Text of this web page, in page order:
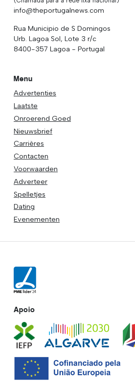
info@theportugalnews.com
Rua Municipio de S Domingos
Urb. Lagoa Sol, Lote 3 r/c
8400-357 Lagoa - Portugal
Menu
Advertenties
Laatste
Onroerend Goed
Nieuwsbrief
Carrières
Contacten
Voorwaarden
Adverteer
Spelletjes
Dating
Evenementen
Apoio